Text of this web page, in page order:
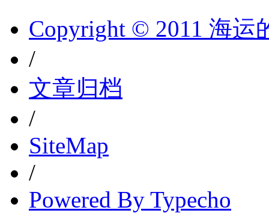
Copyright © 2011 海运
/
文章归档
/
SiteMap
/
Powered By Typecho